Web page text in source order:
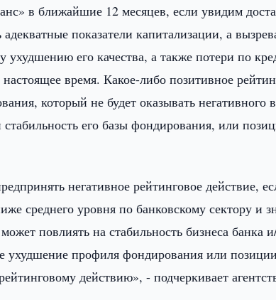
в ближайшие 12 месяцев, если увидим
показатели капитализации, а
ухудшению его качества, а также потери по
время. Какое-либо позитивное
который не будет оказывать
его базы фондирования, или
негативное рейтинговое действие,
среднего уровня по банковскому сектору и
повлиять на стабильность бизнеса банка
ухудшение профиля фондирования или
действию», - подчеркивает